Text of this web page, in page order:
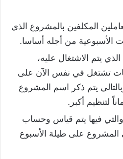
المكلفين بالمشروع الذي
الأسبوعية من أجله أساسا.
يتم الاشتغال عليه،
تشتغل في نفس الآن على
يتم ذكر اسم المشروع
لتنظيم أكبر.
والتي فيها يتم قياس وحساب
على طيلة الأسبوع